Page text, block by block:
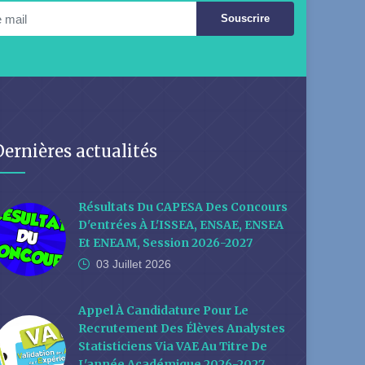
Souscrire
actualités
Résultats Du CAPESA Des Concours
D'entrées À L'ISSEA, ENSAE, ENSEA
Et ENEAM, Session 2026-2027
03 Juillet 2026
Appel À Candidature Pour Le
Recrutement Des Élèves Analystes
Statisticiens Via VAE Au Titre De